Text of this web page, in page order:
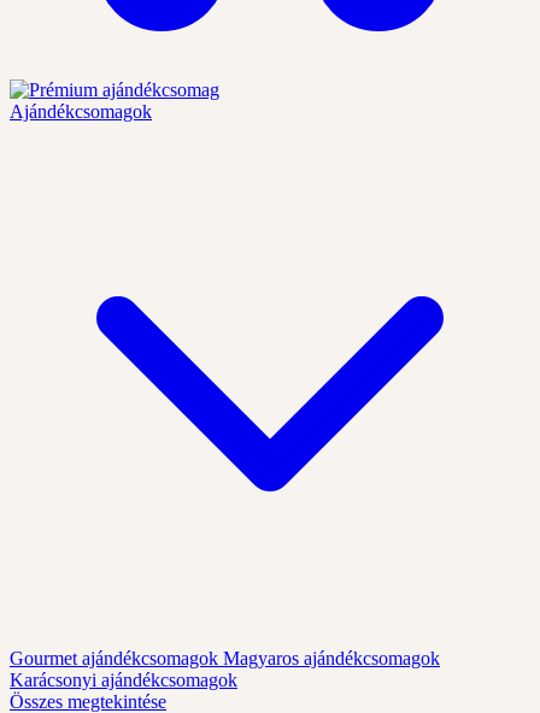
Ajándékcsomagok
Gourmet ajándékcsomagok Magyaros ajándékcsomagok
Karácsonyi ajándékcsomagok
Összes megtekintése